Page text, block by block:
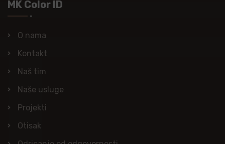
MK Color ID
O nama
Kontakt
Naš tim
Naše usluge
Projekti
Otisak